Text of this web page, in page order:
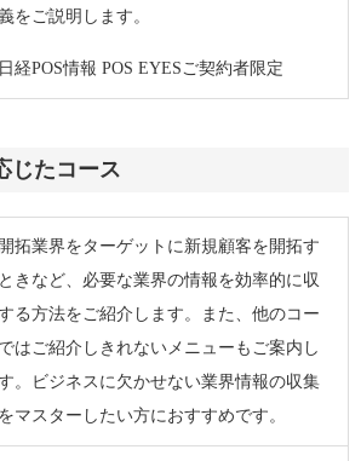
をご説明します。
経POS情報 POS EYESご契約者限定
じたコース
拓業界をターゲットに新規顧客を開拓す
きなど、必要な業界の情報を効率的に収
る方法をご紹介します。また、他のコー
はご紹介しきれないメニューもご案内し
。ビジネスに欠かせない業界情報の収集
マスターしたい方におすすめです。